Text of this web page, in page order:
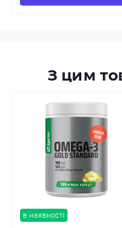
З цим
в наявності